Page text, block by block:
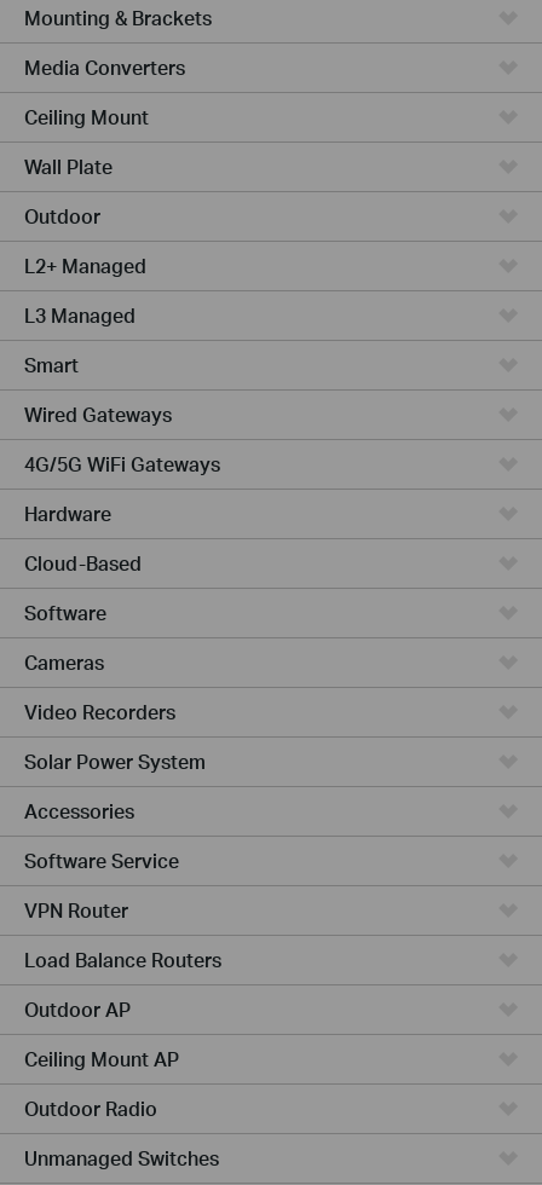
Mounting & Brackets
Media Converters
Ceiling Mount
Wall Plate
Outdoor
L2+ Managed
L3 Managed
Smart
Wired Gateways
4G/5G WiFi Gateways
Hardware
Cloud-Based
Software
Cameras
Video Recorders
Solar Power System
Accessories
Software Service
VPN Router
Load Balance Routers
Outdoor AP
Ceiling Mount AP
Outdoor Radio
Unmanaged Switches